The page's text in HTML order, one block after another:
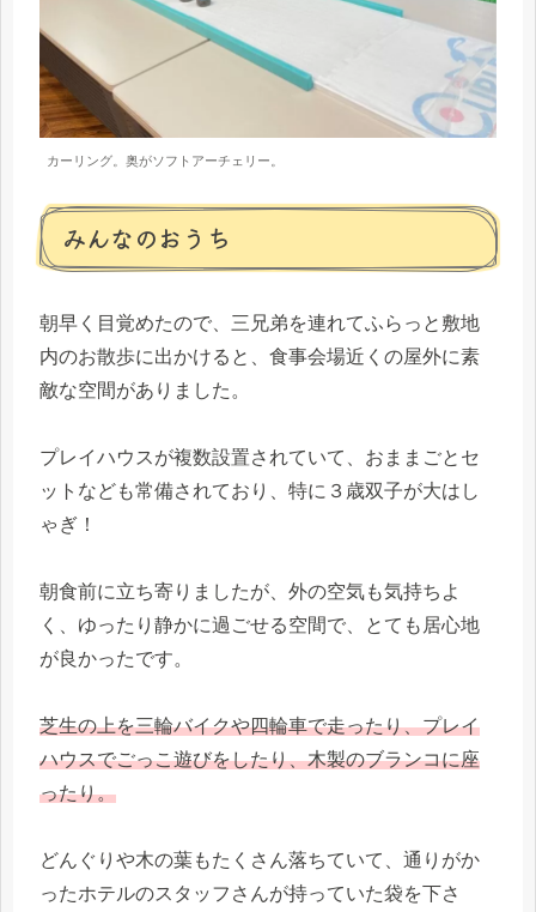
カーリング。奥がソフトアーチェリー。
みんなのおうち
朝早く目覚めたので、三兄弟を連れてふらっと敷地
内のお散歩に出かけると、食事会場近くの屋外に素
敵な空間がありました。
プレイハウスが複数設置されていて、おままごとセ
ットなども常備されており、特に３歳双子が大はし
ゃぎ！
朝食前に立ち寄りましたが、外の空気も気持ちよ
く、ゆったり静かに過ごせる空間で、とても居心地
が良かったです。
芝生の上を三輪バイクや四輪車で走ったり、プレイ
ハウスでごっこ遊びをしたり、木製のブランコに座
ったり。
どんぐりや木の葉もたくさん落ちていて、通りがか
ったホテルのスタッフさんが持っていた袋を下さ